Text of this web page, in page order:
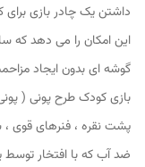
داشتن یک چادر بازی برای
این امکان را می دهد که
گوشه ای بدون ایجاد
بازی کودک طرح پونی (
پشت نقره ، فنرهای قوی
ضد آب که با افتخار توسط